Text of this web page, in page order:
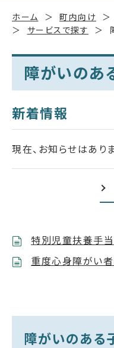
ホーム 町内向け
サービスで探す
障がいのあ
新着情報
現在、お知らせはあり
特別児童扶養手当
重度心身障がい
障がいのある